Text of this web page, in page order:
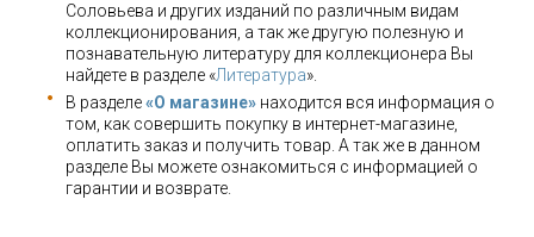
Соловьева и других изданий по различным видам
коллекционирования, а так же другую полезную и
познавательную литературу для коллекционера Вы
найдете в разделе «Литература».
В разделе«О магазине» находится вся информация о
том, как совершить покупку в интернет-магазине,
оплатить заказ и получить товар. А так же в данном
разделе Вы можете ознакомиться с информацией о
гарантии и возврате.